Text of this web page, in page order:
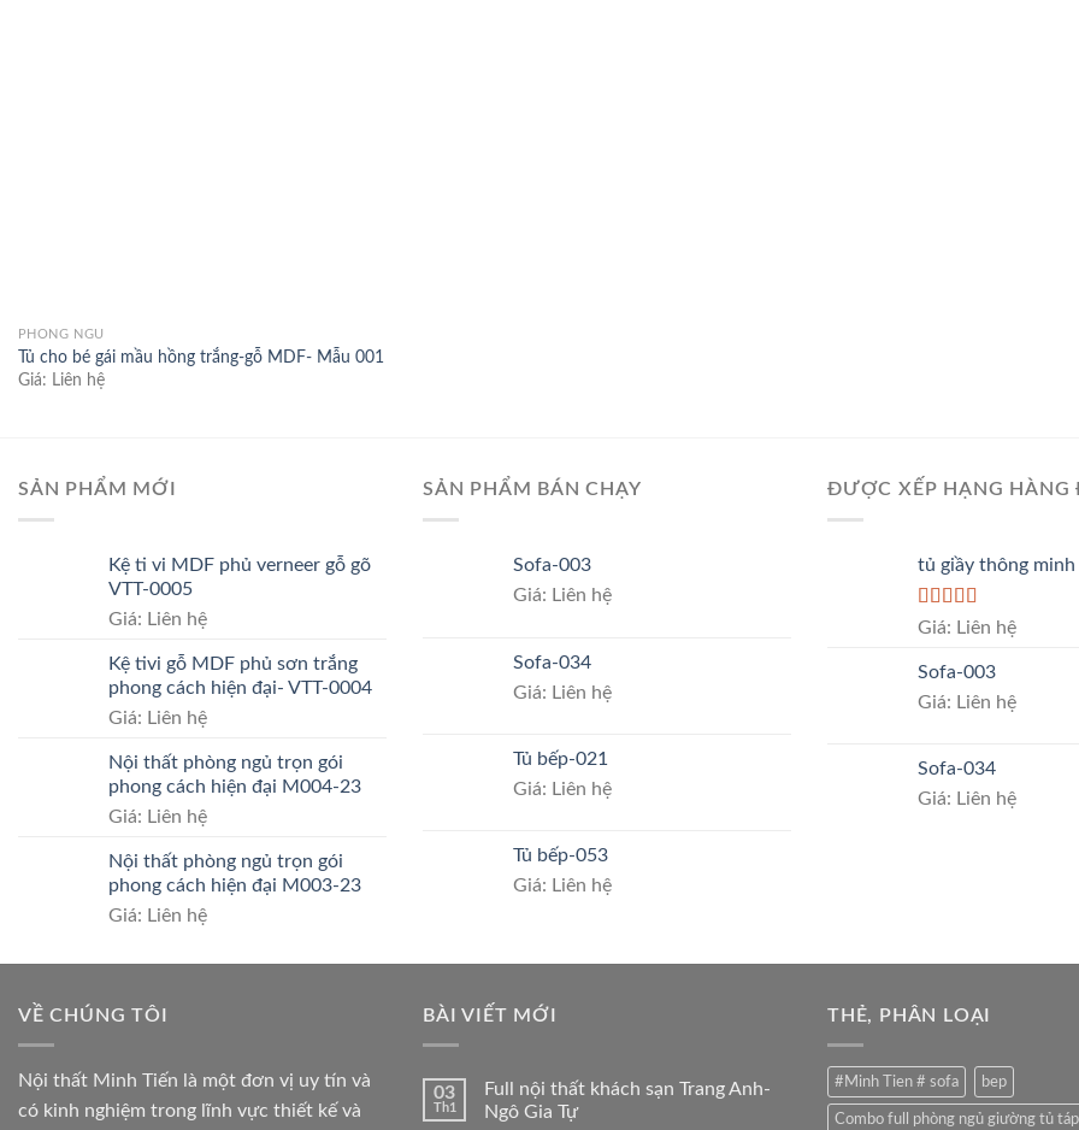
PHÒNG NGỦ
Tủ cho bé gái mầu hồng trắng-gỗ MDF- Mẫu 001
Giá: Liên hệ
SẢN PHẨM MỚI
Kệ ti vi MDF phủ verneer gỗ gõ
VTT-0005
Giá: Liên hệ
Kệ tivi gỗ MDF phủ sơn trắng
phong cách hiện đại- VTT-0004
Giá: Liên hệ
Nội thất phòng ngủ trọn gói
phong cách hiện đại M004-23
Giá: Liên hệ
Nội thất phòng ngủ trọn gói
phong cách hiện đại M003-23
Giá: Liên hệ
SẢN PHẨM BÁN CHẠY
Sofa-003
Giá: Liên hệ
Sofa-034
Giá: Liên hệ
Tủ bếp-021
Giá: Liên hệ
Tủ bếp-053
Giá: Liên hệ
ĐƯỢC XẾP HẠNG HÀNG
tủ giầy thông minh
Rated 5.00
Giá: Liên hệ
Sofa-003
Giá: Liên hệ
Sofa-034
Giá: Liên hệ
VỀ CHÚNG TÔI
Nội thất Minh Tiến là một đơn vị uy tín và
có kinh nghiệm trong lĩnh vực thiết kế và
BÀI VIẾT MỚI
03
Th1
Full nội thất khách sạn Trang Anh-
Ngô Gia Tự
THẺ, PHÂN LOẠI
#Minh Tien # sofa bep
Combo full phòng ngủ giường tủ táp